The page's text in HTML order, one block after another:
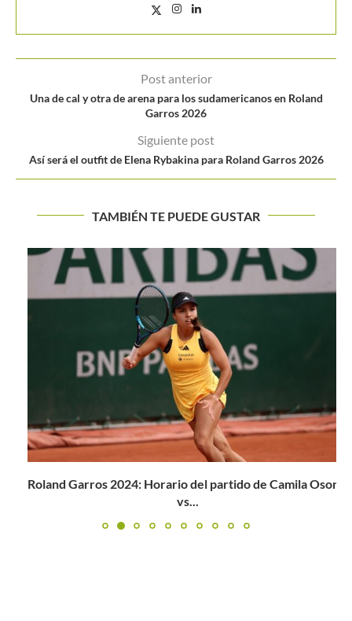
Post anterior
Una de cal y otra de arena para los sudamericanos en Roland
Garros 2026
Siguiente post
Así será el outfit de Elena Rybakina para Roland Garros 2026
TAMBIÉN TE PUEDE GUSTAR
Roland Garros 2024: Horario del partido de Camila Osorio
vs...